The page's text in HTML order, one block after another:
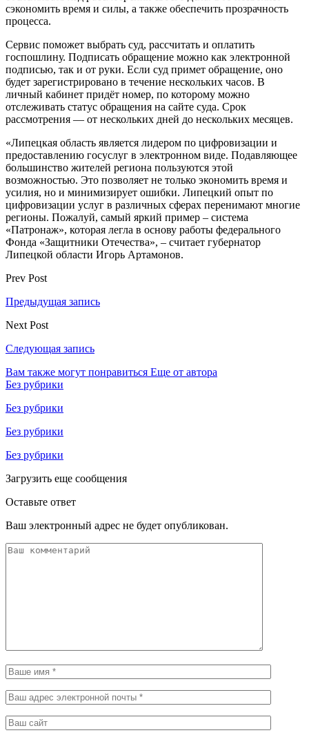
сэкономить время и силы, а также обеспечить прозрачность
процесса.
Сервис поможет выбрать суд, рассчитать и оплатить
госпошлину. Подписать обращение можно как электронной
подписью, так и от руки. Если суд примет обращение, оно
будет зарегистрировано в течение нескольких часов. В
личный кабинет придёт номер, по которому можно
отслеживать статус обращения на сайте суда. Срок
рассмотрения — от нескольких дней до нескольких месяцев.
«Липецкая область является лидером по цифровизации и
предоставлению госуслуг в электронном виде. Подавляющее
большинство жителей региона пользуются этой
возможностью. Это позволяет не только экономить время и
усилия, но и минимизирует ошибки. Липецкий опыт по
цифровизации услуг в различных сферах перенимают многие
регионы. Пожалуй, самый яркий пример – система
«Патронаж», которая легла в основу работы федерального
Фонда «Защитники Отечества», – считает губернатор
Липецкой области Игорь Артамонов.
Prev Post
Предыдущая запись
Next Post
Следующая запись
Вам также могут понравиться Еще от автора
Без рубрики
Без рубрики
Без рубрики
Без рубрики
Загрузить еще сообщения
Оставьте ответ
Ваш электронный адрес не будет опубликован.